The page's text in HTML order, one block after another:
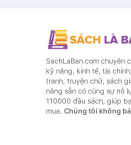
SachLaBan.com chuyên
kỹ năng, kinh tế, tài
tranh, truyện chữ, sách
năng sẵn có cùng sự nỗ
110000 đầu sách, giúp
mua. Chúng tôi không